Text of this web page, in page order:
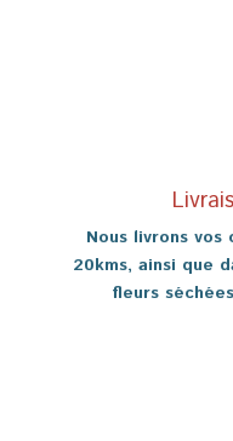
Nous livrons vos
20kms, ainsi que
fleurs